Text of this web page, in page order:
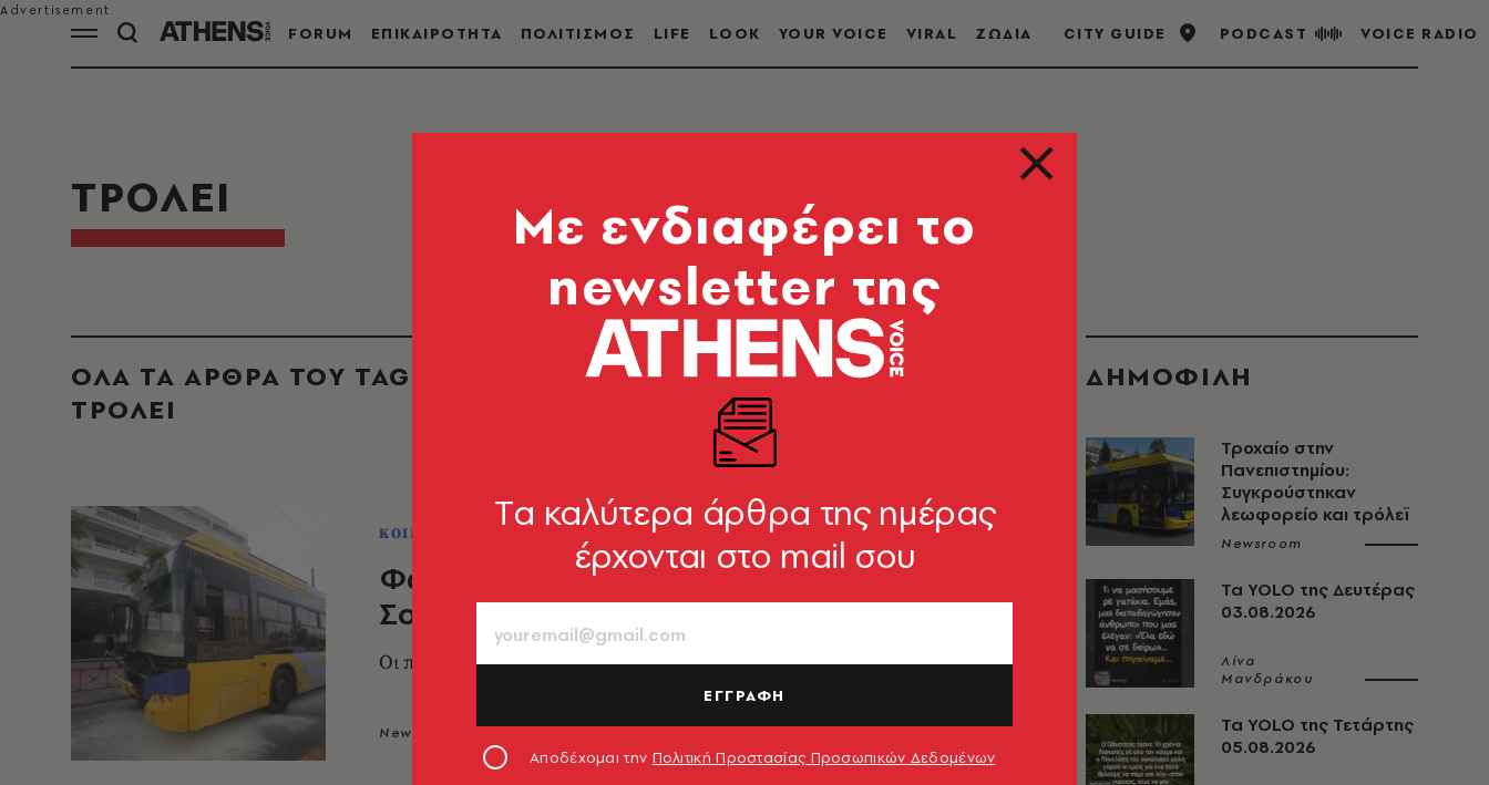
FORUM ΕΠΙΚΑΙΡΟΤΗΤΑ ΠΟΛΙΤΙΣΜΟΣ LIFE LOOK YOUR VOICE VIRAL ΖΩΔΙΑ CITY GUIDE PODCAST VOICE RADIO
ΤΡΟΛΕΙ
ΟΛΑ ΤΑ ΑΡΘΡΑ ΤΟΥ TAG
ΤΡΟΛΕΙ
ΚΟΙΝΩΝΙΑ
Φωτιά σε τρόλεϊ στη Βασιλίσσης
Σοφίας
Οι πρώτες πληροφορίες
Newsroom
ΔΗΜΟΦΙΛΗ
Τροχαίο στην
Πανεπιστημίου:
Συγκρούστηκαν
λεωφορείο και τρόλεϊ
Newsroom
Τα YOLO της Δευτέρας
03.08.2026
Λίνα
Μανδράκου
Τα YOLO της Τετάρτης
05.08.2026
Mε ενδιαφέρει το
newsletter της
Tα καλύτερα άρθρα της ημέρας
έρχονται στο mail σου
ΕΓΓΡΑΦΗ
Αποδέχομαι την Πολιτική Προστασίας Προσωπικών Δεδομένων